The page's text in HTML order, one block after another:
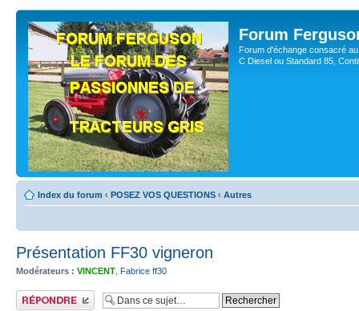
Forum
Forum d'échange consacré
C Diesel ou Standard 85,
Index du forum ‹ POSEZ VOS QUESTIONS ‹ Autres
Présentation FF30 vigneron
Modérateurs : VINCENT Fabrice ff30
Publier une réponse